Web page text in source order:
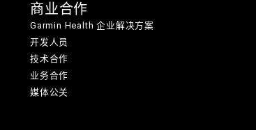
商业合作
Garmin Health 企业解决方案
开发人员
技术合作
业务合作
媒体公关